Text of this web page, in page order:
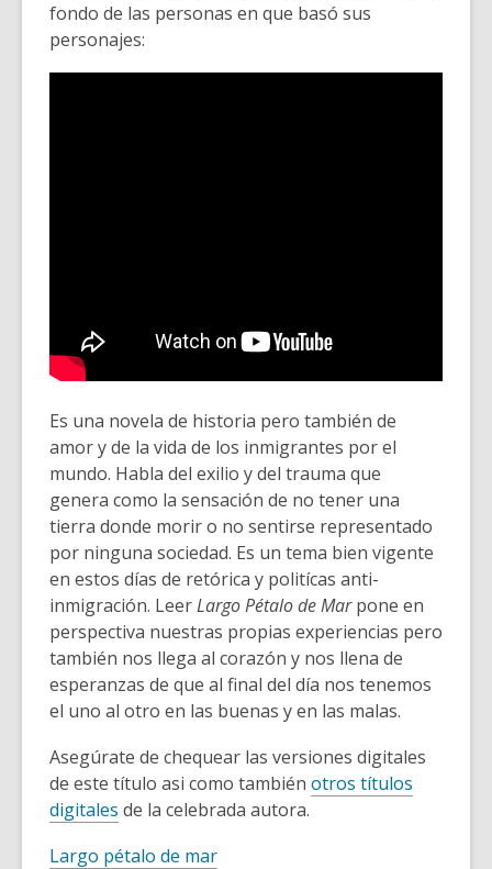
fondo de las personas en que basó sus
personajes:
Es una novela de historia pero también de
amor y de la vida de los inmigrantes por el
mundo. Habla del exilio y del trauma que
genera como la sensación de no tener una
tierra donde morir o no sentirse representado
por ninguna sociedad. Es un tema bien vigente
en estos días de retórica y politícas anti-
inmigración. LeerLargo Pétalo de Marpone en
perspectiva nuestras propias experiencias pero
también nos llega al corazón y nos llena de
esperanzas de que al final del día nos tenemos
el uno al otro en las buenas y en las malas.
Asegúrate de chequear las versiones digitales
de este título asi como también otros títulos
digitales de la celebrada autora.
Largo pétalo de mar